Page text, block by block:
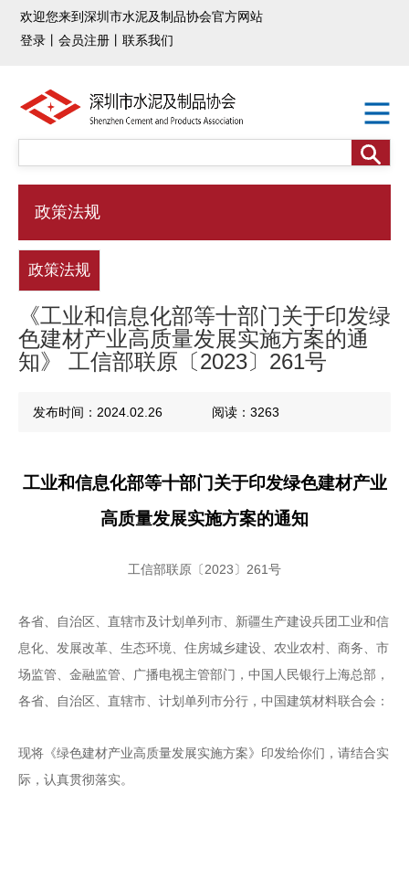
欢迎您来到深圳市水泥及制品协会官方网站
登录 丨会员注册 丨联系我们
政策法规
政策法规
《工业和信息化部等十部门关于印发绿
色建材产业高质量发展实施方案的通
知》 工信部联原〔2023〕261号
发布时间：2024.02.26 阅读：3263
工业和信息化部等十部门关于印发绿色建材产业
高质量发展实施方案的通知
工信部联原〔 2023〕261号
各省、自治区、直辖市及计划单列市、新疆生产建设兵团工业和信
息化、发展改革、生态环境、住房城乡建设、农业农村、商务、市
场监管、金融监管、广播电视主管部门，中国人民银行上海总部，
各省、自治区、直辖市、计划单列市分行，中国建筑材料联合会：
现将《绿色建材产业高质量发展实施方案》印发给你们，请结合实
际，认真贯彻落实。